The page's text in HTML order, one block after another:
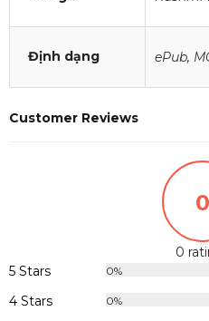
Định dạng ePub,
Customer Reviews
0
0
5 Stars
0%
4 Stars 0%